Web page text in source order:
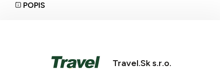
POPIS
Travel.Sk s.r.o.